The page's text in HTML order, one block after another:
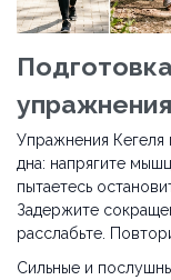
Упражнения Кегеля
дна: напрягите
пытаетесь
Задержите
расслабьте.
Сильные и